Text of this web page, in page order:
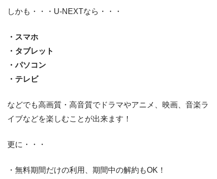
しかも・・・U-NEXTなら・・・
・スマホ
・タブレット
・パソコン
・テレビ
などでも高画質・高音質でドラマやアニメ、映画、音楽ラ
イブなどを楽しむことが出来ます！
更に・・・
・無料期間だけの利用、期間中の解約もOK！